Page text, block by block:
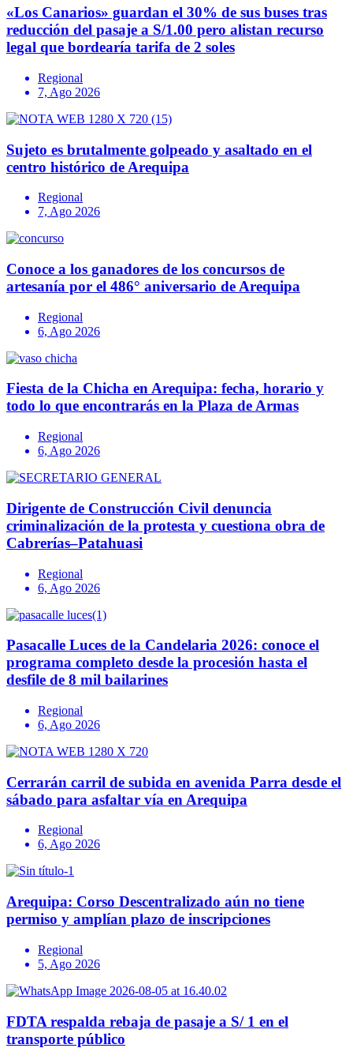
«Los Canarios» guardan el 30% de sus buses tras
reducción del pasaje a S/1.00 pero alistan recurso
legal que bordearía tarifa de 2 soles
Regional
7, Ago 2026
Sujeto es brutalmente golpeado y asaltado en el
centro histórico de Arequipa
Regional
7, Ago 2026
Conoce a los ganadores de los concursos de
artesanía por el 486° aniversario de Arequipa
Regional
6, Ago 2026
Fiesta de la Chicha en Arequipa: fecha, horario y
todo lo que encontrarás en la Plaza de Armas
Regional
6, Ago 2026
Dirigente de Construcción Civil denuncia
criminalización de la protesta y cuestiona obra de
Cabrerías–Patahuasi
Regional
6, Ago 2026
Pasacalle Luces de la Candelaria 2026: conoce el
programa completo desde la procesión hasta el
desfile de 8 mil bailarines
Regional
6, Ago 2026
Cerrarán carril de subida en avenida Parra desde el
sábado para asfaltar vía en Arequipa
Regional
6, Ago 2026
Arequipa: Corso Descentralizado aún no tiene
permiso y amplían plazo de inscripciones
Regional
5, Ago 2026
FDTA respalda rebaja de pasaje a S/ 1 en el
transporte público